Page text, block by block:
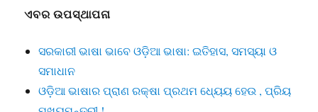
ଏବର ଉପସ୍ଥାପନା
ସରକାରୀ ଭାଷା ଭାବେ ଓଡ଼ିଆ ଭାଷା: ଇତିହାସ, ସମସ୍ୟା ଓ
ସମାଧାନ
ଓଡ଼ିଆ ଭାଷାର ପ୍ରାଣ ରକ୍ଷା ପ୍ରଥମ ଧ୍ୟେୟ ହେଉ , ପ୍ରିୟ